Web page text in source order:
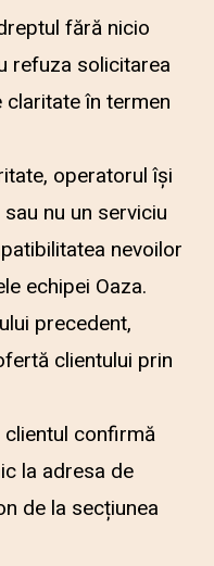
fără nicio
refuza solicitarea
claritate în termen
operatorul își
nu un serviciu
nevoilor
echipei Oaza.
precedent,
clientului prin
confirmă
la adresa de
de la secțiunea